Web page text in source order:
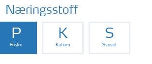
Næringsstoff
P
Fosfor
K
Kalium
S
Svovel